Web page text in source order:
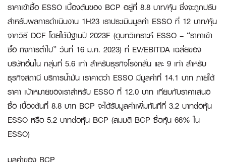
ราคาเข้าซื้อ ESSO เบื้องต้นของ BCP อยู่ที่ 8.8 บาท/หุ้น ซึ่งจะถูกปรับ
สำหรับผลการดำเนินงาน 1H23 เราประเมินมูลค่า ESSO ที่ 12 บาท/หุ้น
จากวิธี DCF โดยใช้ปีฐานปี 2023F (ดูบทวิเคราะห์ ESSO – “ราคาเข้า
ซื้อ กิจการต่ำไป” วันที่ 16 ม.ค. 2023) ที่ EV/EBITDA เฉลี่ยของ
บริษัทอื่นใน กลุ่มที่ 5.6 เท่า สำหรับธุรกิจโรงกลั่น และ 9 เท่า สำหรับ
ธุรกิจสถานี บริการน้ำมัน เราคาดว่า ESSO มีมูลค่าที่ 14.1 บาท ภายใต้
ราคา เป้าหมายของเราสำหรับ ESSO ที่ 12.0 บาท เทียบกับราคาเสนอ
ซื้อ เบื้องต้นที่ 8.8 บาท BCP จะได้รับมูลค่าเพิ่มทันทีที่ 3.2 บาทต่อหุ้น
ESSO หรือ 5.2 บาทต่อหุ้น BCP (สมมติ BCP ซื้อหุ้น 66% ใน
ESSO)